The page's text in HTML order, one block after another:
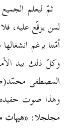
ثمّ ليعلم
لمن يوقّع عليه،
اُمّتنا برغم
وكلّ ذلك بيد
المصطفى
وهذا صوت حفيده
مجلجلا: «هيهات